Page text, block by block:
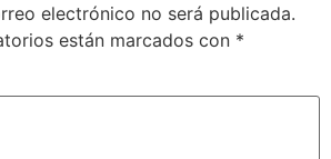
electrónico no será publicada.
están marcados con *